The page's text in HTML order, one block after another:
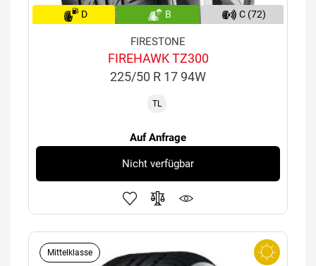
D B C (72)
FIRESTONE
FIREHAWK TZ300
225/50 R 17 94W
TL
Auf Anfrage
Nicht verfügbar
Mittelklasse